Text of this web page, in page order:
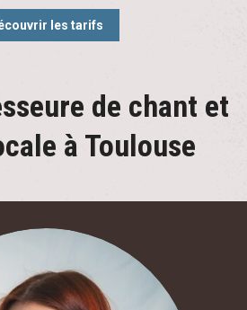
les tarifs
de chant et
à Toulouse